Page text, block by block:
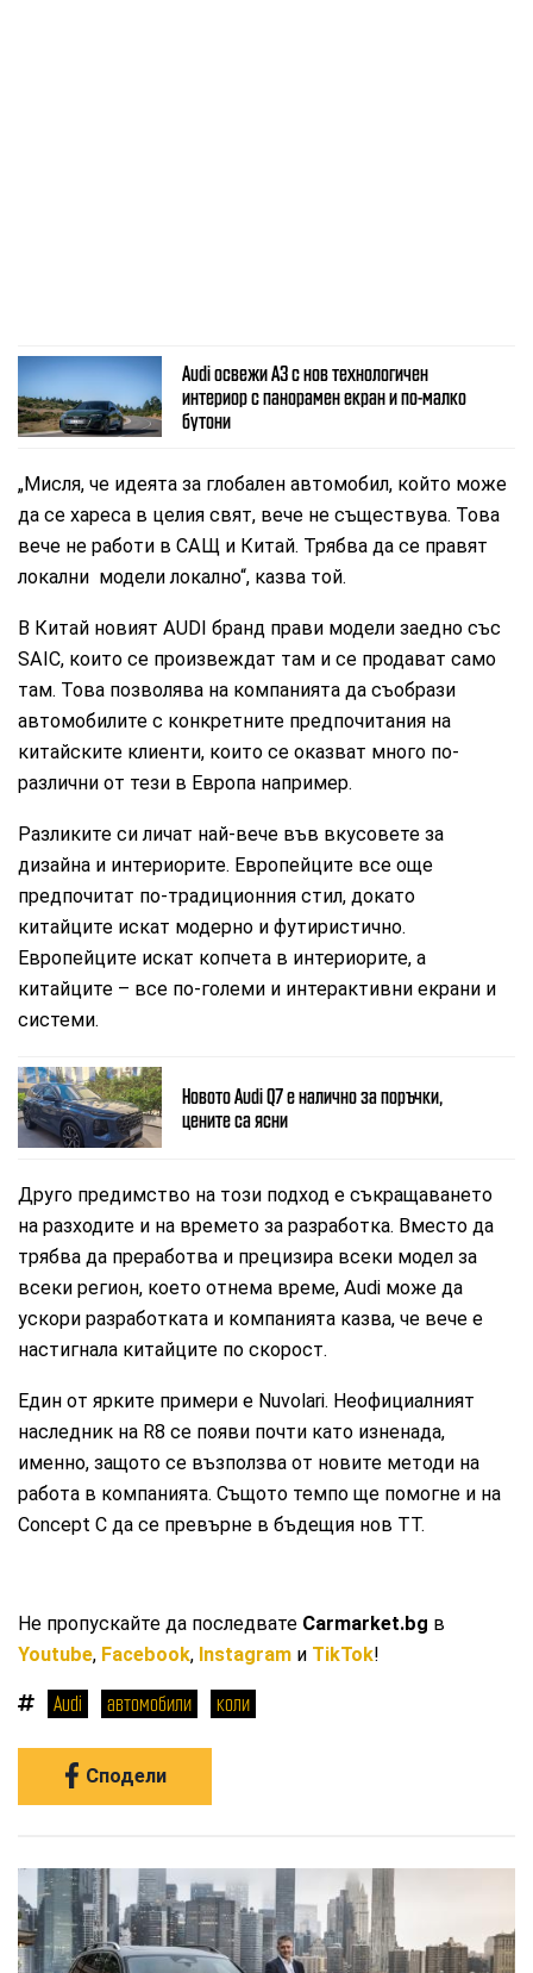
Audi освежи A3 с нов технологичен
интериор с панорамен екран и по-малко
бутони
„Мисля, че идеята за глобален автомобил, който може
да се хареса в целия свят, вече не съществува. Това
вече не работи в САЩ и Китай. Трябва да се правят
локални модели локално“, казва той.
В Китай новият AUDI бранд прави модели заедно със
SAIC, които се произвеждат там и се продават само
там. Това позволява на компанията да съобрази
автомобилите с конкретните предпочитания на
китайските клиенти, които се оказват много по-
различни от тези в Европа например.
Разликите си личат най-вече във вкусовете за
дизайна и интериорите. Европейците все още
предпочитат по-традиционния стил, докато
китайците искат модерно и футиристично.
Европейците искат копчета в интериорите, а
китайците – все по-големи и интерактивни екрани и
системи.
Новото Audi Q7 е налично за поръчки,
цените са ясни
Друго предимство на този подход е съкращаването
на разходите и на времето за разработка. Вместо да
трябва да преработва и прецизира всеки модел за
всеки регион, което отнема време, Audi може да
ускори разработката и компанията казва, че вече е
настигнала китайците по скорост.
Един от ярките примери е Nuvolari. Неофициалният
наследник на R8 се появи почти като изненада,
именно, защото се възползва от новите методи на
работа в компанията. Същото темпо ще помогне и на
Concept C да се превърне в бъдещия нов ТТ.
Не пропускайте да последвате Carmarket.bg в
Youtube, Facebook, Instagram и TikTok!
Audi автомобили коли
Сподели